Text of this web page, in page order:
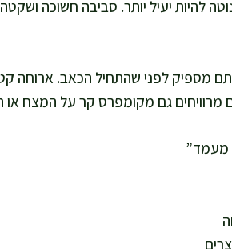
להיות יעיל יותר. סביבה חשוכה
מספיק לפני שהתחיל הכאב. ארוחה
מרוויחים גם מקומפרס קר על המצח
מעמד”